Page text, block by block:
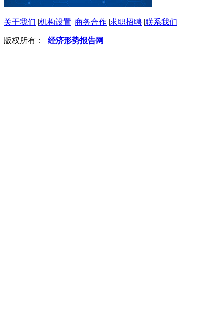
关于我们 |机构设置 |商务合作 |求职招聘 |联系我们
版权所有： 经济形势报告网